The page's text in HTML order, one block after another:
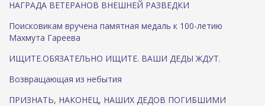
НАГРАДА ВЕТЕРАНОВ ВНЕШНЕЙ РАЗВЕДКИ
Поисковикам вручена памятная медаль к 100-летию
Махмута Гареева
ИЩИТЕ.ОБЯЗАТЕЛЬНО ИЩИТЕ. ВАШИ ДЕДЫ ЖДУТ.
Возвращающая из небытия
ПРИЗНАТЬ, НАКОНЕЦ, НАШИХ ДЕДОВ ПОГИБШИМИ